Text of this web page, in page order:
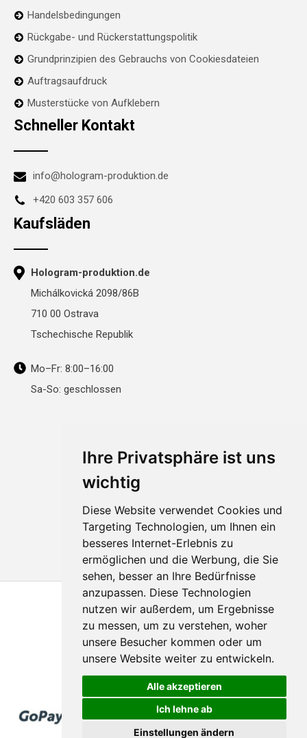
Ihre Privatsphäre ist uns
wichtig
Diese Website verwendet Cookies und
Targeting Technologien, um Ihnen ein
besseres Internet-Erlebnis zu
ermöglichen und die Werbung, die Sie
sehen, besser an Ihre Bedürfnisse
anzupassen. Diese Technologien
nutzen wir außerdem, um Ergebnisse
zu messen, um zu verstehen, woher
unsere Besucher kommen oder um
unsere Website weiter zu entwickeln.
Alle akzeptieren
Ich lehne ab
Einstellungen ändern
Handelsbedingungen
Rückgabe- und Rückerstattungspolitik
Grundprinzipien des Gebrauchs von Cookiesdateien
Auftragsaufdruck
Musterstücke von Aufklebern
Schneller Kontakt
info@hologram-produktion.de
+420 603 357 606
Kaufsläden
Hologram-produktion.de
Michálkovická 2098/86B
710 00 Ostrava
Tschechische Republik
Mo–Fr: 8:00–16:00
Sa-So: geschlossen